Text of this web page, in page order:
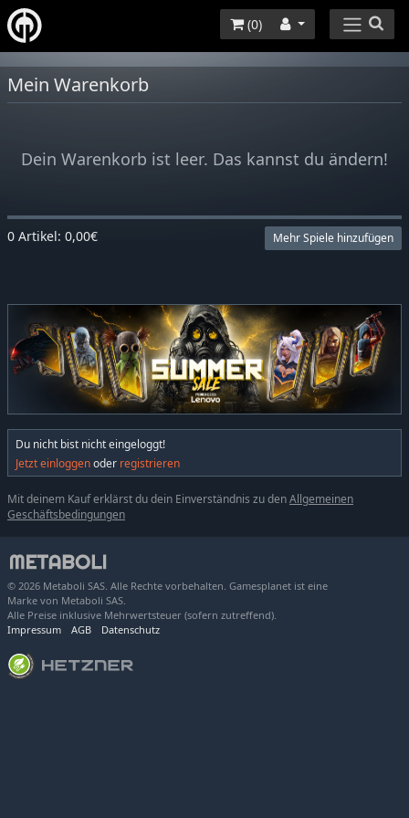
(0)
Mein Warenkorb
Dein Warenkorb ist leer. Das kannst du ändern!
0 Artikel: 0,00€ Mehr Spiele hinzufügen
Du nicht bist nicht eingeloggt!
Jetzt einloggen oder registrieren
Mit deinem Kauf erklärst du dein Einverständnis zu den Allgemeinen
Geschäftsbedingungen
© 2026 Metaboli SAS. Alle Rechte vorbehalten. Gamesplanet ist eine
Marke von Metaboli SAS.
Alle Preise inklusive Mehrwertsteuer (sofern zutreffend).
Impressum
AGB Datenschutz